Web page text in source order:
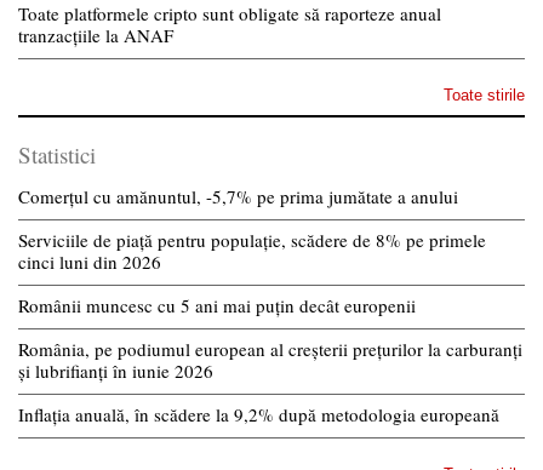
Toate platformele cripto sunt obligate să raporteze anual
tranzacțiile la ANAF
Toate stirile
Statistici
Comerțul cu amănuntul, -5,7% pe prima jumătate a anului
Serviciile de piață pentru populație, scădere de 8% pe primele
cinci luni din 2026
Românii muncesc cu 5 ani mai puțin decât europenii
România, pe podiumul european al creșterii prețurilor la carburanți
și lubrifianți în iunie 2026
Inflația anuală, în scădere la 9,2% după metodologia europeană